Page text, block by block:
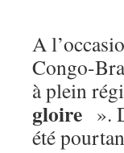
A
Congo-
à plein
gloire ».
été